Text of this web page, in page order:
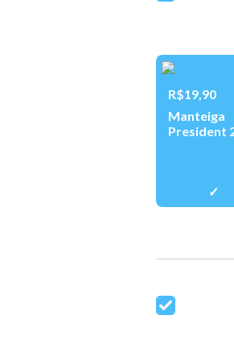
R$19,90
Manteiga
President